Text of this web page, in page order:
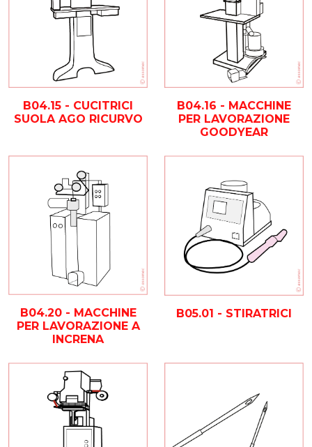
B04.15 - CUCITRICI
SUOLA AGO RICURVO
B04.16 - MACCHINE
PER LAVORAZIONE
GOODYEAR
B04.20 - MACCHINE
PER LAVORAZIONE A
INCRENA
B05.01 - STIRATRICI